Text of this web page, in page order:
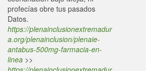
profecías obre tus pasados
Datos.
https://plenainclusionextremadur
a.org/plenainclusion/plenaie-
antabus-500mg-farmacia-en-
linea >>